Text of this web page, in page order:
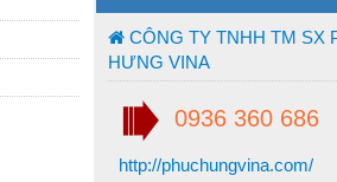
CÔNG TY TNHH TM SX
HƯNG VINA
0936 360 686
http://phuchungvina.com/